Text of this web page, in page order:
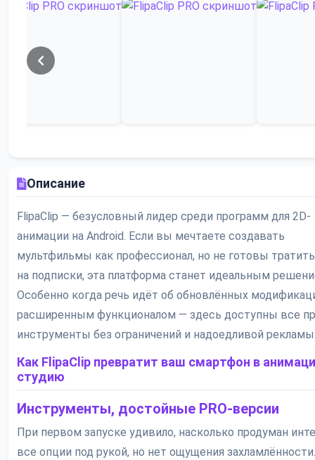
Описание
FlipaClip — безусловный лидер среди программ для 2D-
анимации на Android. Если вы мечтаете создавать
мультфильмы как профессионал, но не готовы
на подписки, эта платформа станет идеальным
Особенно когда речь идёт об обновлённых
расширенным функционалом — здесь доступны все
инструменты без ограничений и надоедливой
Как FlipaClip превратит ваш смартфон в
студию
Инструменты, достойные PRO-версии
При первом запуске удивило, насколько продуман
все опции под рукой, но нет ощущения